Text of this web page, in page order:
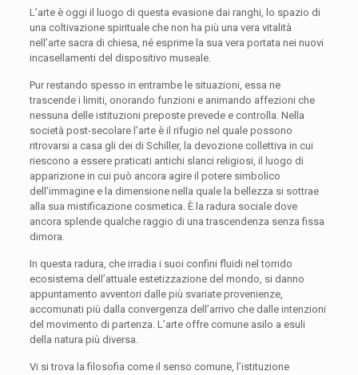
L’arte è oggi il luogo di questa evasione dai ranghi, lo spazio di
una coltivazione spirituale che non ha più una vera vitalità
nell’arte sacra di chiesa, né esprime la sua vera portata nei nuovi
incasellamenti del dispositivo museale.
Pur restando spesso in entrambe le situazioni, essa ne
trascende i limiti, onorando funzioni e animando affezioni che
nessuna delle istituzioni preposte prevede e controlla. Nella
società post-secolare l’arte è il rifugio nel quale possono
ritrovarsi a casa gli dei di Schiller, la devozione collettiva in cui
riescono a essere praticati antichi slanci religiosi, il luogo di
apparizione in cui può ancora agire il potere simbolico
dell’immagine e la dimensione nella quale la bellezza si sottrae
alla sua mistificazione cosmetica. È la radura sociale dove
ancora splende qualche raggio di una trascendenza senza fissa
dimora.
In questa radura, che irradia i suoi confini fluidi nel torrido
ecosistema dell’attuale estetizzazione del mondo, si danno
appuntamento avventori dalle più svariate provenienze,
accomunati più dalla convergenza dell’arrivo che dalle intenzioni
del movimento di partenza. L’arte offre comune asilo a esuli
della natura più diversa.
Vi si trova la filosofia come il senso comune, l’istituzione